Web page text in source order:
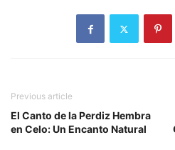
Previous article
El Canto de la Perdiz Hembra
en Celo: Un Encanto Natural